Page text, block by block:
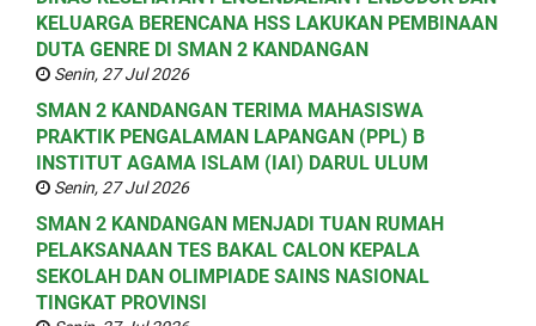
KELUARGA BERENCANA HSS LAKUKAN PEMBINAAN
DUTA GENRE DI SMAN 2 KANDANGAN
Senin, 27 Jul 2026
SMAN 2 KANDANGAN TERIMA MAHASISWA
PRAKTIK PENGALAMAN LAPANGAN (PPL) B
INSTITUT AGAMA ISLAM (IAI) DARUL ULUM
Senin, 27 Jul 2026
SMAN 2 KANDANGAN MENJADI TUAN RUMAH
PELAKSANAAN TES BAKAL CALON KEPALA
SEKOLAH DAN OLIMPIADE SAINS NASIONAL
TINGKAT PROVINSI